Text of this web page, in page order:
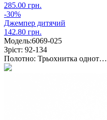
285.00 грн.
-30%
Джемпер дитячий
142.80 грн.
Модель:6069-025
Зріст: 92-134
Полотно: Трьохнитка однот…